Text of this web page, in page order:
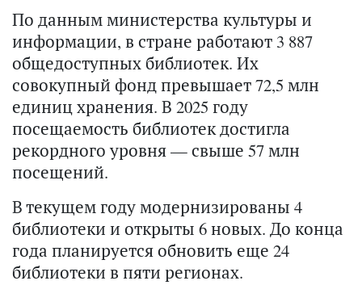
По данным министерства культуры и
информации, в стране работают 3 887
общедоступных библиотек. Их
совокупный фонд превышает 72,5 млн
единиц хранения. В 2025 году
посещаемость библиотек достигла
рекордного уровня — свыше 57 млн
посещений.
В текущем году модернизированы 4
библиотеки и открыты 6 новых. До конца
года планируется обновить еще 24
библиотеки в пяти регионах.